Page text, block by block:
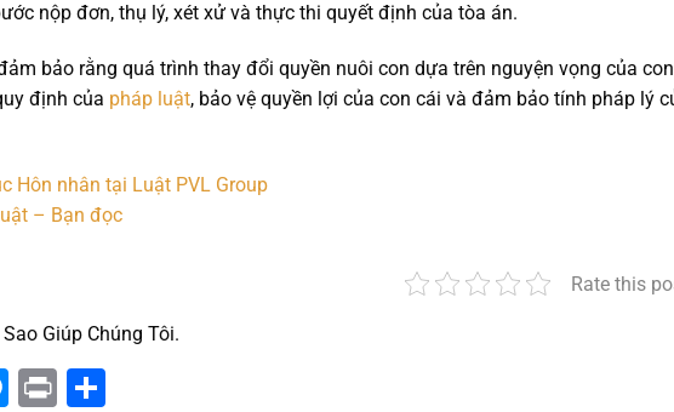
nộp đơn, thụ lý, xét xử và thực thi quyết định của tòa án.
bảo rằng quá trình thay đổi quyền nuôi con dựa trên nguyện vọng của con
định của pháp luật, bảo vệ quyền lợi của con cái và đảm bảo tính pháp lý
Hôn nhân tại Luật PVL Group
– Bạn đọc
Rate this
Giúp Chúng Tôi.
Messenger
Print